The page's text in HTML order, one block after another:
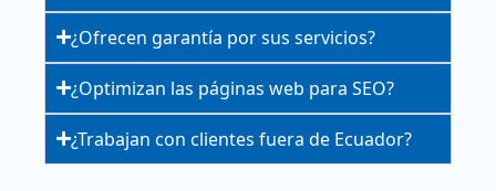
¿Ofrecen garantía por sus servicios?
¿Optimizan las páginas web para SEO?
¿Trabajan con clientes fuera de Ecuador?